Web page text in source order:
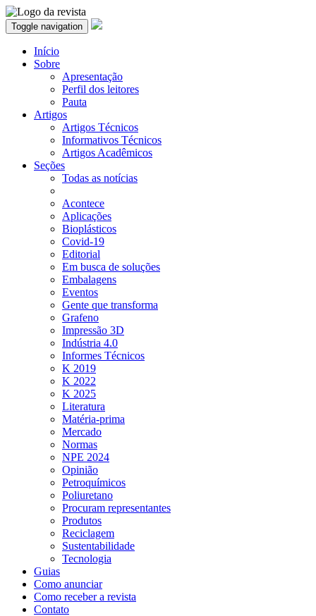
Toggle navigation
Início
Sobre
Apresentação
Perfil dos leitores
Pauta
Artigos
Artigos Técnicos
Informativos Técnicos
Artigos Acadêmicos
Seções
Todas as notícias
Acontece
Aplicações
Bioplásticos
Covid-19
Editorial
Em busca de soluções
Embalagens
Eventos
Gente que transforma
Grafeno
Impressão 3D
Indústria 4.0
Informes Técnicos
K 2019
K 2022
K 2025
Literatura
Matéria-prima
Mercado
Normas
NPE 2024
Opinião
Petroquímicos
Poliuretano
Procuram representantes
Produtos
Reciclagem
Sustentabilidade
Tecnologia
Guias
Como anunciar
Como receber a revista
Contato